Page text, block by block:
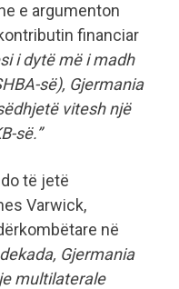
e argumenton
financiar
i dytë më i madh
së), Gjermania
vitesh një
së.”
të jetë
Varwick,
në
Gjermania
multilaterale